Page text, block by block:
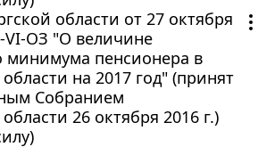
области от 27 октября
VI-ОЗ "О величине
минимума пенсионера в
на 2017 год" (принят
Собранием
26 октября 2016 г.)